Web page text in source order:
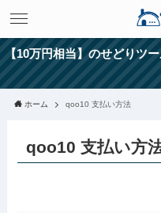
【10万円相当】のせどりツ
ホーム qoo10 支払い方法
qoo10 支払い方